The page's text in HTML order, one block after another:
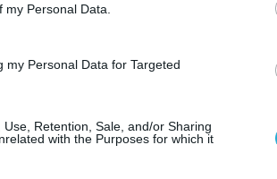
Personal Data.
Personal Data for Targeted
Retention, Sale, and/or Sharing
with the Purposes for which it
πρώτων υλών και
θα κορυφωθεί από την
να ενταχθούν σε